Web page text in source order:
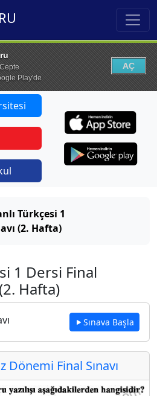
Play'de
AÇ
Türkçesi 1
(2. Hafta)
1 Dersi Final
Hafta)
Sınava Başla
Dönemi Final Sınavı